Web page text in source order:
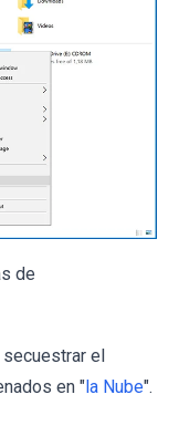
de
el
en "la Nube".